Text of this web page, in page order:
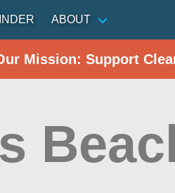
ABOUT
Mission: Support